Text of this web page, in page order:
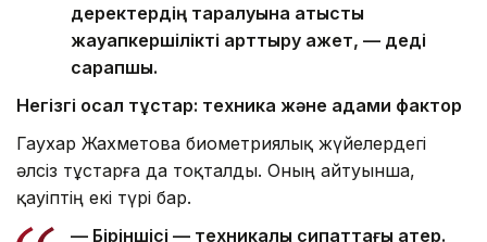
деректердің таралуына қатысты
жауапкершілікті арттыру қажет, — деді
сарапшы.
Негізгі осал тұстар: техника және адами фактор
Гаухар Жахметова биометриялық жүйелердегі
әлсіз тұстарға да тоқталды. Оның айтуынша,
қауіптің екі түрі бар.
— Біріншісі — техникалық сипаттағы қатер.